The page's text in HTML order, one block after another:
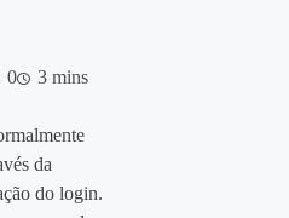
0 3 mins
da
do login.